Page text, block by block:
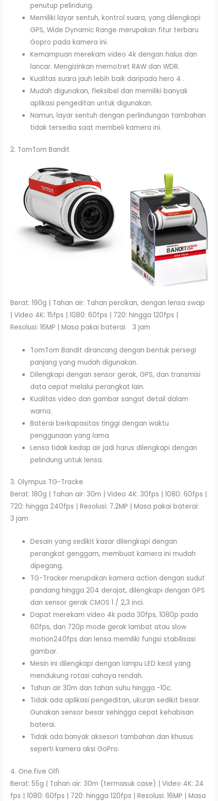
penutup pelindung.
Memiliki layar sentuh, kontrol suara, yang dilengkapi
GPS, Wide Dynamic Range merupakan fitur terbaru
Gopro pada kamera ini.
Kemampuan merekam video 4k dengan halus dan
lancar. Mengizinkan memotret RAW dan WDR.
Kualitas suara jauh lebih baik daripada hero 4 .
Mudah digunakan, fleksibel dan memiliki banyak
aplikasi pengeditan untuk digunakan.
Namun, layar sentuh dengan perlindungan tambahan
tidak tersedia saat membeli kamera ini.
2. TomTom Bandit
Berat: 190g | Tahan air: Tahan percikan, dengan lensa swap
| Video 4K: 15fps | 1080: 60fps | 720: hingga 120fps |
Resolusi: 16MP | Masa pakai baterai: 3 jam
TomTom Bandit dirancang dengan bentuk persegi
panjang yang mudah digunakan.
Dilengkapi dengan sensor gerak, GPS, dan transmisi
data cepat melalui perangkat lain.
Kualitas video dan gambar sangat detail dalam
warna.
Baterai berkapasitas tinggi dengan waktu
penggunaan yang lama.
Lensa tidak kedap air jadi harus dilengkapi dengan
pelindung untuk lensa.
3. Olympus TG-Tracke
Berat: 180g | Tahan air: 30m | Video 4K: 30fps | 1080: 60fps |
720: hingga 240fps | Resolusi: 7.2MP | Masa pakai baterai:
3 jam
Desain yang sedikit kasar dilengkapi dengan
perangkat genggam, membuat kamera ini mudah
dipegang.
TG-Tracker merupakan kamera action dengan sudut
pandang hingga 204 derajat, dilengkapi dengan GPS
dan sensor gerak CMOS 1 / 2,3 inci.
Dapat merekam video 4k pada 30fps, 1080p pada
60fps, dan 720p mode gerak lambat atau slow
motion240fps dan lensa memiliki fungsi stabilisasi
gambar.
Mesin ini dilengkapi dengan lampu LED kecil yang
mendukung rotasi cahaya rendah.
Tahan air 30m dan tahan suhu hingga -10c.
Tidak ada aplikasi pengeditan, ukuran sedikit besar.
Gunakan sensor besar sehingga cepat kehabisan
baterai.
Tidak ada banyak aksesori tambahan dan khusus
seperti kamera aksi GoPro.
4. One.five Olfi
Berat: 55g | Tahan air: 30m (termasuk case) | Video 4K: 24
fps | 1080: 60fps | 720: hingga 120fps | Resolusi: 16MP | Masa